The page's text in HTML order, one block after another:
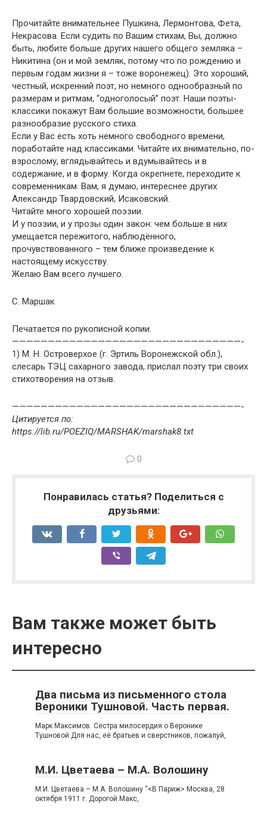
Прочитайте внимательнее Пушкина, Лермонтова, Фета,
Некрасова. Если судить по Вашим стихам, Вы, должно
быть, любите больше других нашего общего земляка –
Никитина (он и мой земляк, потому что по рождению и
первым годам жизни я – тоже воронежец). Это хороший,
честный, искренний поэт, но немного однообразный по
размерам и ритмам, “одноголосый” поэт. Наши поэты-
классики покажут Вам большие возможности, большее
разнообразие русского стиха.
Если у Вас есть хоть немного свободного времени,
поработайте над классиками. Читайте их внимательно, по-
взрослому, вглядывайтесь и вдумывайтесь и в
содержание, и в форму. Когда окрепнете, переходите к
современникам. Вам, я думаю, интереснее других
Александр Твардовский, Исаковский.
Читайте много хорошей поэзии.
И у поэзии, и у прозы один закон: чем больше в них
умещается пережитого, наблюдённого,
прочувствованного – тем ближе произведение к
настоящему искусству.
Желаю Вам всего лучшего.
С. Маршак
Печатается по рукописной копии.
————————————————————————————————-
1) М. Н. Островерхое (г. Эртиль Воронежской обл.),
слесарь ТЭЦ сахарного завода, прислал поэту три своих
стихотворения на отзыв.
————————————————————————————————-
Цитируется по:
https://lib.ru/POEZIQ/MARSHAK/marshak8.txt
0
Понравилась статья? Поделиться с
друзьями:
Вам также может быть
интересно
Два письма из письменного стола
Вероники Тушновой. Часть первая.
Марк Максимов. Сестра милосердия о Веронике
Тушновой Для нас, её братьев и сверстников, по­жалуй,
М.И. Цветаева – М.А. Волошину
М.И. Цветаева – М.А. Волошину “<В Париж> Москва, 28
октября 1911 г. Дорогой Макс,